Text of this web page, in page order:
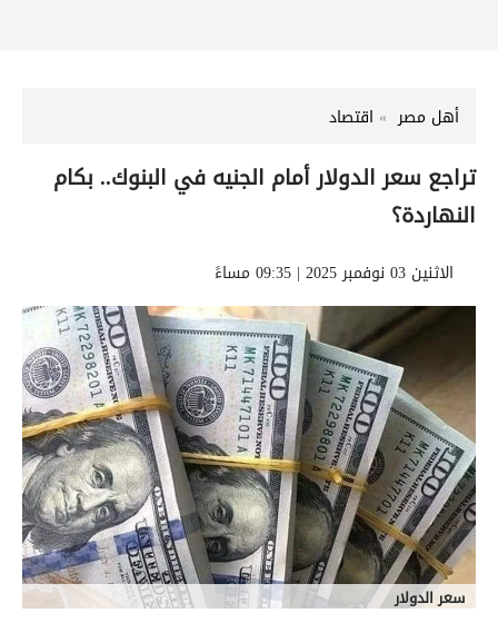
أهل مصر اقتصاد
تراجع سعر الدولار أمام الجنيه في البنوك.. بكام
النهاردة؟
الاثنين 03 نوفمبر 2025 | 09:35 مساءً
سعر الدولار